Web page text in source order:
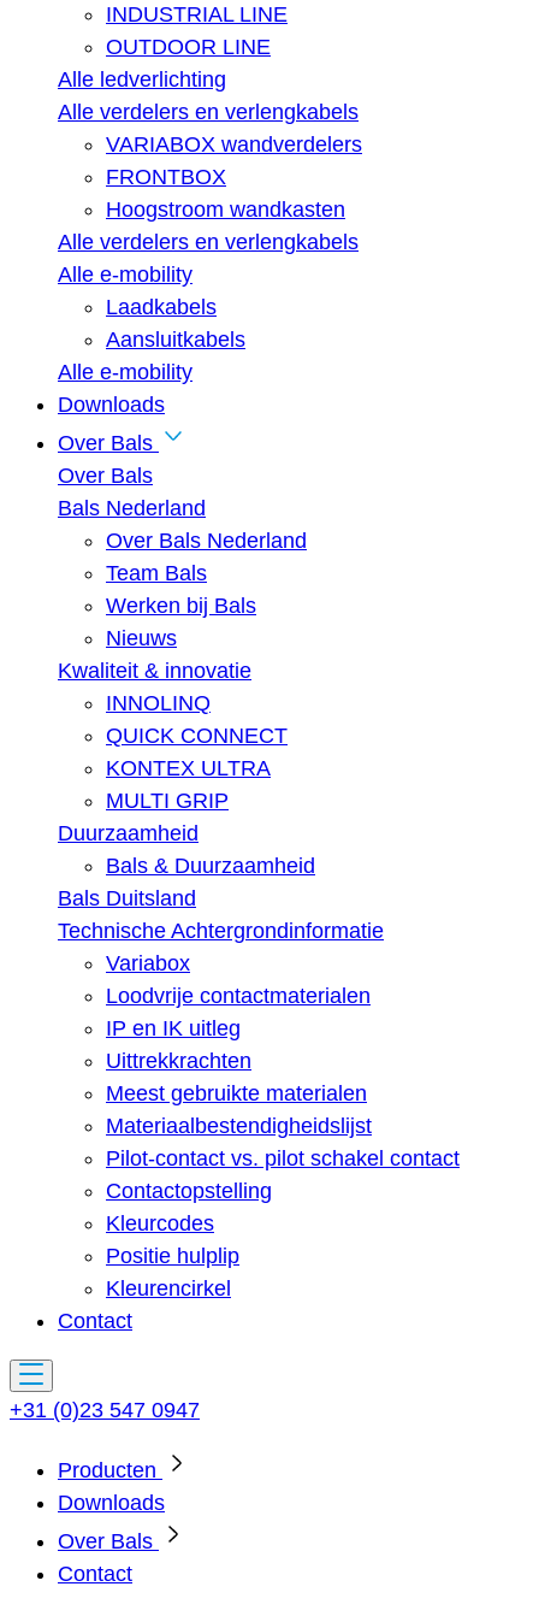
INDUSTRIAL LINE
OUTDOOR LINE
Alle ledverlichting
Alle verdelers en verlengkabels
VARIABOX wandverdelers
FRONTBOX
Hoogstroom wandkasten
Alle verdelers en verlengkabels
Alle e-mobility
Laadkabels
Aansluitkabels
Alle e-mobility
Downloads
Over Bals
Over Bals
Bals Nederland
Over Bals Nederland
Team Bals
Werken bij Bals
Nieuws
Kwaliteit & innovatie
INNOLINQ
QUICK CONNECT
KONTEX ULTRA
MULTI GRIP
Duurzaamheid
Bals & Duurzaamheid
Bals Duitsland
Technische Achtergrondinformatie
Variabox
Loodvrije contactmaterialen
IP en IK uitleg
Uittrekkrachten
Meest gebruikte materialen
Materiaalbestendigheidslijst
Pilot-contact vs. pilot schakel contact
Contactopstelling
Kleurcodes
Positie hulplip
Kleurencirkel
Contact
+31 (0)23 547 0947
Producten
Downloads
Over Bals
Contact